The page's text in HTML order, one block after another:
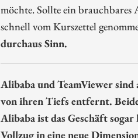
möchte. Sollte ein
schnell vom Kurszettel
durchaus Sinn.
Alibaba und TeamViewer
von ihren Tiefs entfernt.
Alibaba ist das Geschäft
Vollzug in eine neue